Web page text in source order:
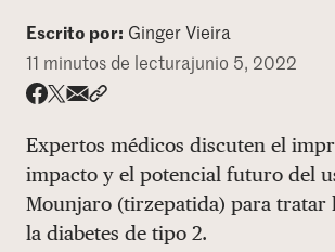
DONAR
Escrito por: Ginger Vieira
11 minutos de lecturajunio 5, 2022
Expertos médicos discuten el
impacto y el potencial futuro del
Mounjaro (tirzepatida) para tratar
la diabetes de tipo 2.